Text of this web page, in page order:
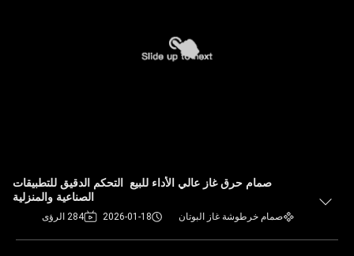
صمام حرق غاز عالي الأداء للبيع ‬ التحكم الدقيق للتطبيقات
الصناعية والمنزلية
صمام خرطوشة غاز البوتان 2026-01-18 284 الرؤى